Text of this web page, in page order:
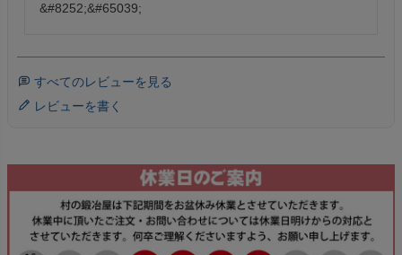
&#8252;&#65039;
すべてのレビューを見る
レビューを書く